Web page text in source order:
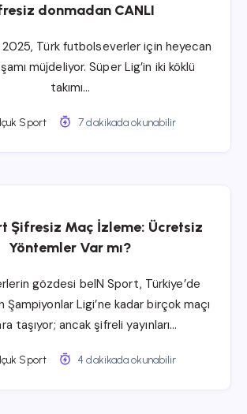
donmadan CANLI
2025, Türk futbolseverler için heyecan
müjdeliyor. Süper Lig’in iki köklü
takımı…
Sport 7 dakikada okunabilir
Şifresiz Maç İzleme: Ücretsiz
Yöntemler Var mı?
gözdesi beIN Sport, Türkiye’de
Şampiyonlar Ligi’ne kadar birçok maçı
taşıyor; ancak şifreli yayınları…
Sport 4 dakikada okunabilir